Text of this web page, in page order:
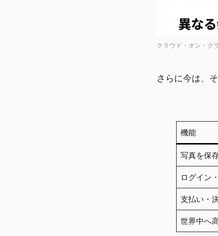
クラウド・オン・ク
さらに今は、
機能
写真を保
ログイン
支払い・
世界中へ